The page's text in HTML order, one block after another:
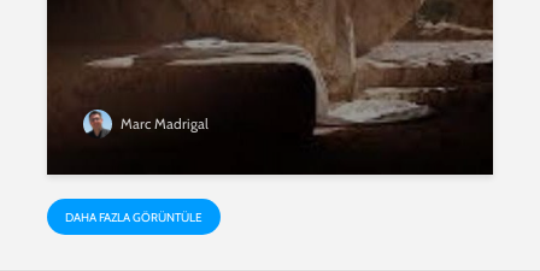
Marc Madrigal
DAHA FAZLA GÖRÜNTÜLE